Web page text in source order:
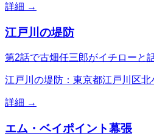
詳細 →
江戸川の堤防
第2話で古畑任三郎がイチローと
江戸川の堤防：東京都江戸川区北
詳細 →
エム・ベイポイント幕張